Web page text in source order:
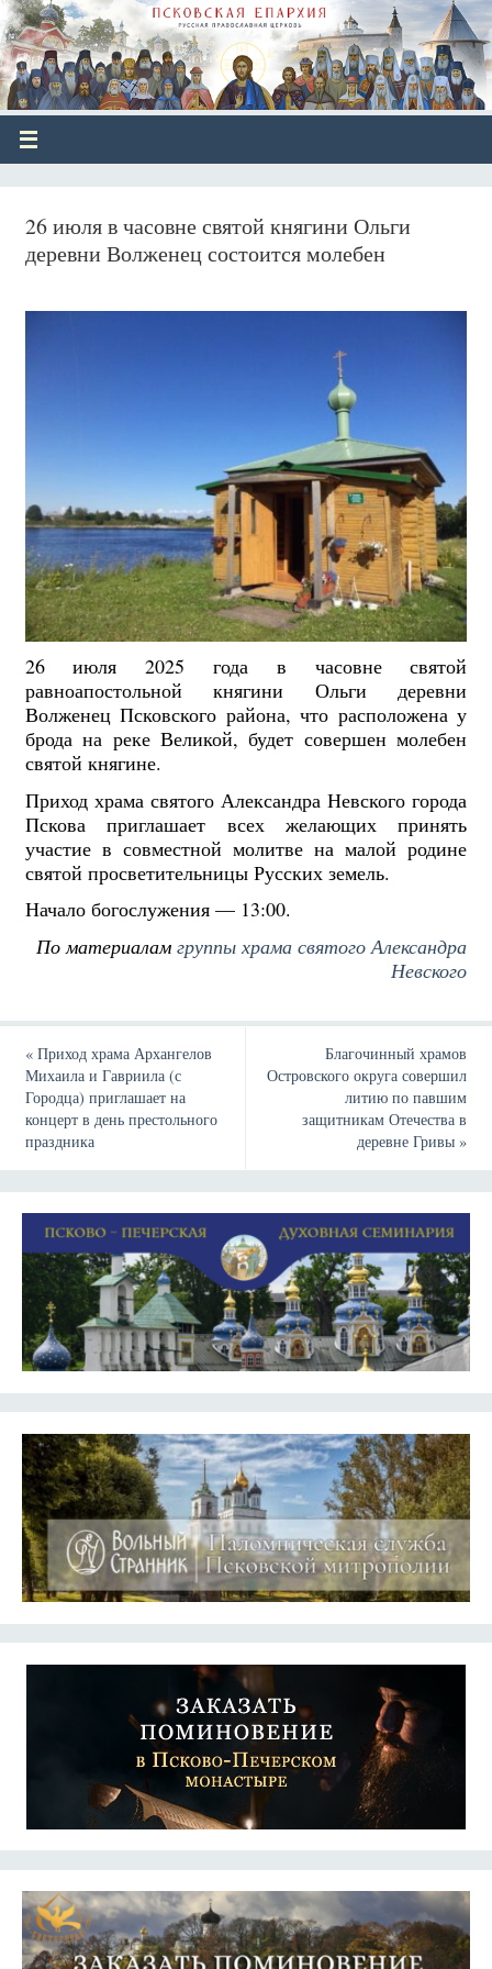
26 июля в часовне святой княгини Ольги
деревни Волженец состоится молебен
26 июля 2025 года в часовне святой
равноапостольной княгини Ольги деревни
Волженец Псковского района, что расположена у
брода на реке Великой, будет совершен молебен
святой княгине.
Приход храма святого Александра Невского города
Пскова приглашает всех желающих принять
участие в совместной молитве на малой родине
святой просветительницы Русских земель.
Начало богослужения — 13:00.
По материаламгруппы храма святого Александра
Невского
«Приход храма Архангелов
Михаила и Гавриила (с
Городца) приглашает на
концерт в день престольного
праздника
Благочинный храмов
Островского округа совершил
литию по павшим
защитникам Отечества в
деревне Гривы»